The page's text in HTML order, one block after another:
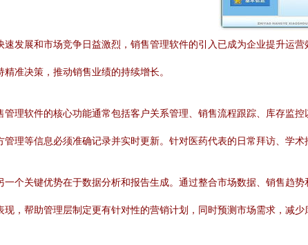
速发展和市场竞争日益激烈，销售管理软件的引入已成为企业提升运
准决策，推动销售业绩的持续增长。
管理软件的核心功能通常包括客户关系管理、销售流程跟踪、库存监
管理等信息必须准确记录并实时更新。针对医药代表的日常拜访、学
一个关键优势在于数据分析和报告生成。通过整合市场数据、销售趋
现，帮助管理层制定更有针对性的营销计划，同时预测市场需求，减少